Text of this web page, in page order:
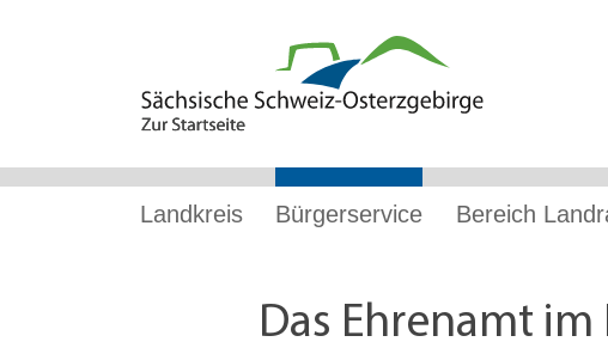
Landkreis Bürgerservice Bereich
Das Ehrenamt